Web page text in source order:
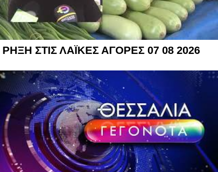
ΡΗΞΗ ΣΤΙΣ ΛΑΪΚΕΣ ΑΓΟΡΕΣ 07 08 2026